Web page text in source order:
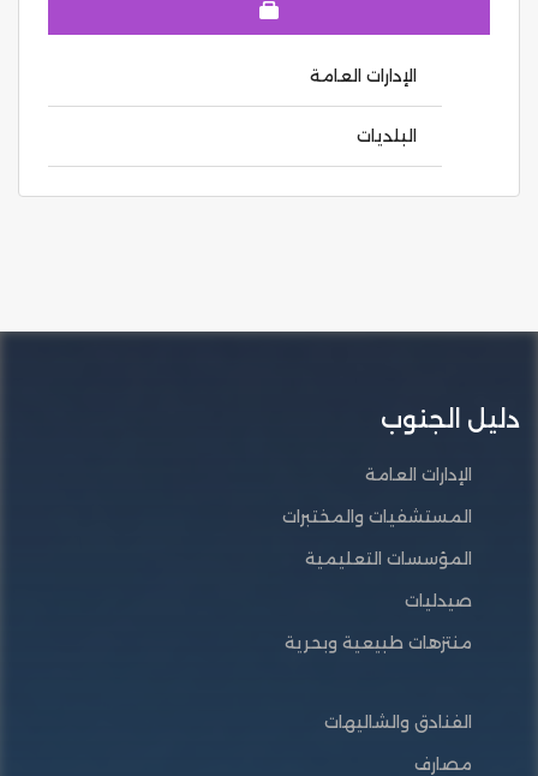
الإدارات العامة
البلديات
دليل الجنوب
الإدارات العامة
المستشفيات والمختبرات
المؤسسات التعليمية
صيدليات
منتزهات طبيعية وبحرية
الفنادق والشاليهات
مصارف